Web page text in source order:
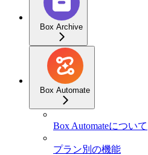
Box Archive
Box Automate
Box Automateについて
プラン別の機能